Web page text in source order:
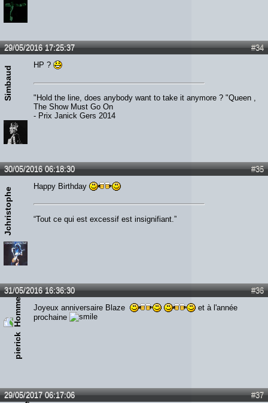
#34
29/05/2016 17:25:37
Simbaud
HP ?
"Hold the line, does anybody want to take it anymore ? "Queen ,
The Show Must Go On
- Prix Janick Gers 2014
#35
30/05/2016 06:18:30
Jchristophe
Happy Birthday
“Tout ce qui est excessif est insignifiant.”
#36
31/05/2016 16:36:30
pierick
Joyeux anniversaire Blaze
et à l'année
prochaine
#37
29/05/2017 06:17:06